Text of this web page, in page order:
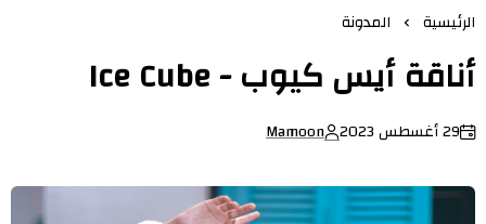
الرئيسية المدونة
أناقة أيس كيوب - Ice Cube
29 أغسطس 2023 Mamoon